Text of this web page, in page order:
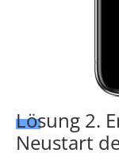
Lösung 2.
Neustart